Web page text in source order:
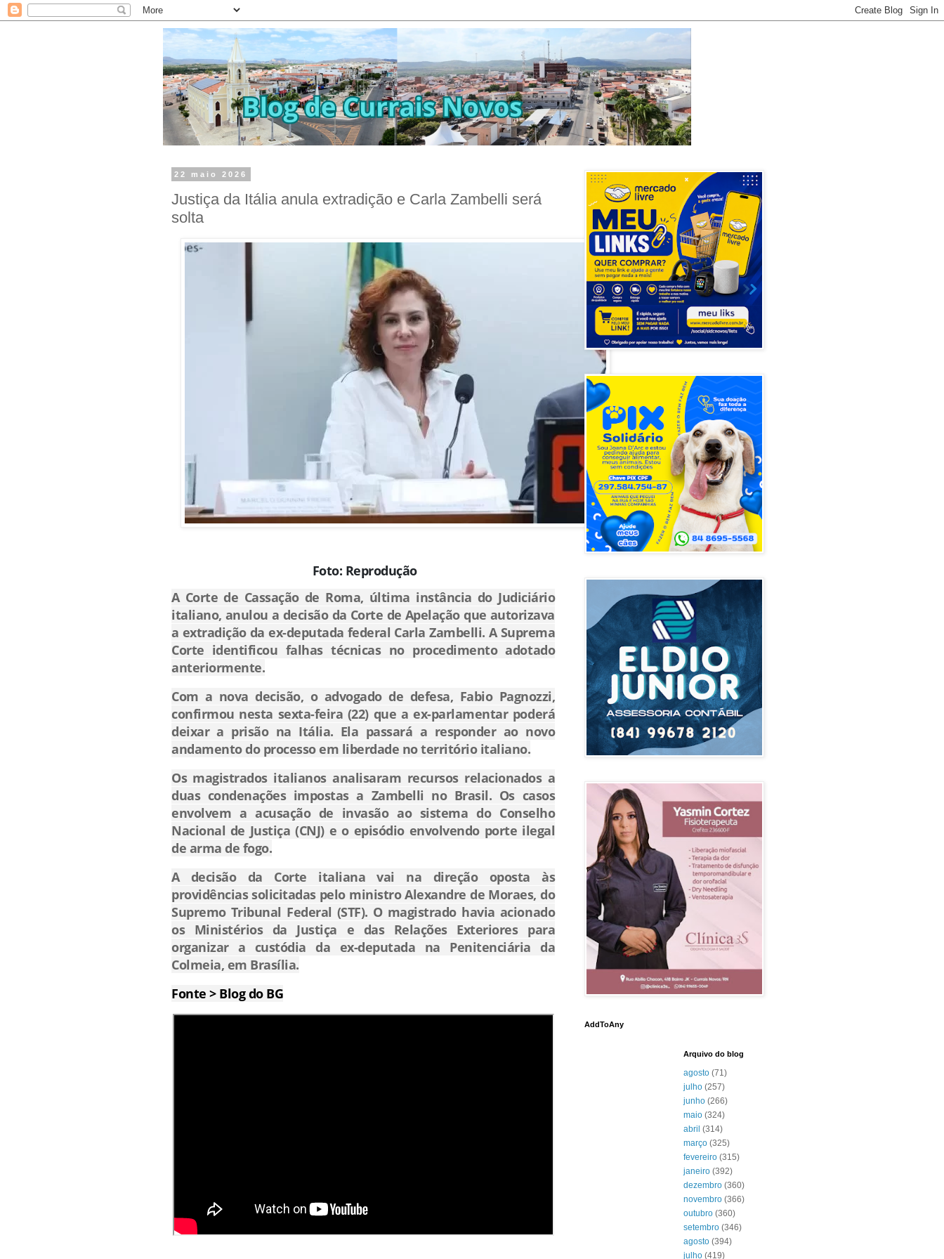
22 maio 2026
Justiça da Itália anula extradição e Carla Zambelli será
solta
Foto: Reprodução
A Corte de Cassação de Roma, última instância do Judiciário
italiano, anulou a decisão da Corte de Apelação que autorizava
a extradição da ex-deputada federal Carla Zambelli. A Suprema
Corte identificou falhas técnicas no procedimento adotado
anteriormente.
Com a nova decisão, o advogado de defesa, Fabio Pagnozzi,
confirmou nesta sexta-feira (22) que a ex-parlamentar poderá
deixar a prisão na Itália. Ela passará a responder ao novo
andamento do processo em liberdade no território italiano.
Os magistrados italianos analisaram recursos relacionados a
duas condenações impostas a Zambelli no Brasil. Os casos
envolvem a acusação de invasão ao sistema do Conselho
Nacional de Justiça (CNJ) e o episódio envolvendo porte ilegal
de arma de fogo.
A decisão da Corte italiana vai na direção oposta às
providências solicitadas pelo ministroAlexandre de Moraes, do
Supremo Tribunal Federal (STF). O magistrado havia acionado
os Ministérios da Justiça e das Relações Exteriores para
organizar a custódia da ex-deputada na Penitenciária da
Colmeia, em Brasília.
Fonte > Blog do BG
AddToAny
Arquivo do blog
agosto (71)
julho (257)
junho (266)
maio (324)
abril (314)
março (325)
fevereiro (315)
janeiro (392)
dezembro (360)
novembro (366)
outubro (360)
setembro (346)
agosto (394)
julho (419)